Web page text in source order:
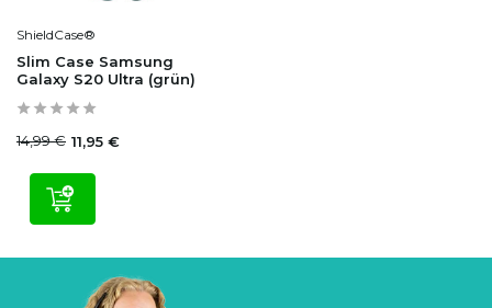
ShieldCase®
Slim Case Samsung
Galaxy S20 Ultra (grün)
14,99 € 11,95 €